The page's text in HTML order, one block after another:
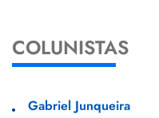
COLUNISTAS
Gabriel Junqueira